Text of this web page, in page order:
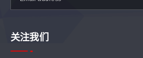
关注我们